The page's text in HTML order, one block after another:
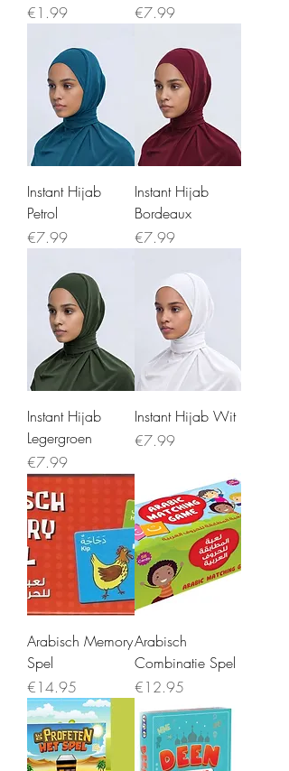
Price
€1.99
Price
€7.99
Instant Hijab
Petrol
Price
€7.99
Instant Hijab
Bordeaux
Price
€7.99
Instant Hijab
Legergroen
Price
€7.99
Instant Hijab Wit
Price
€7.99
Arabisch Memory
Spel
Price
€14.95
Arabisch
Combinatie Spel
Price
€12.95